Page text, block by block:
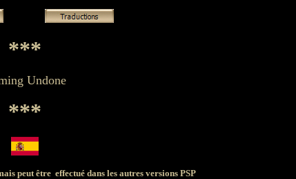
***
Undone
***
peut être effectué dans les autres versions PSP